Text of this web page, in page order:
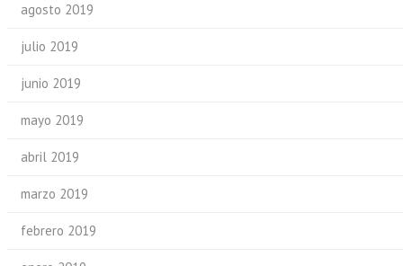
agosto 2019
julio 2019
junio 2019
mayo 2019
abril 2019
marzo 2019
febrero 2019